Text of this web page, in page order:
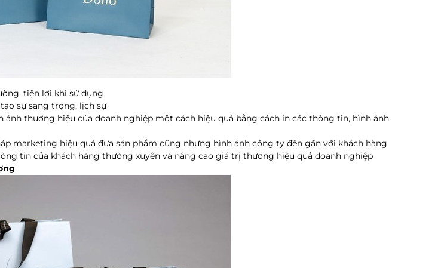
tiện lợi khi sử dụng
sự sang trọng, lịch sự
ảnh thương hiệu của doanh nghiệp một cách hiệu quả bằng cách in các thông tin, hình ảnh
marketing hiệu quả đưa sản phẩm cũng nhưng hình ảnh công ty đến gần với khách hàng
tin của khách hàng thường xuyên và nâng cao giá trị thương hiệu quả doanh nghiệp